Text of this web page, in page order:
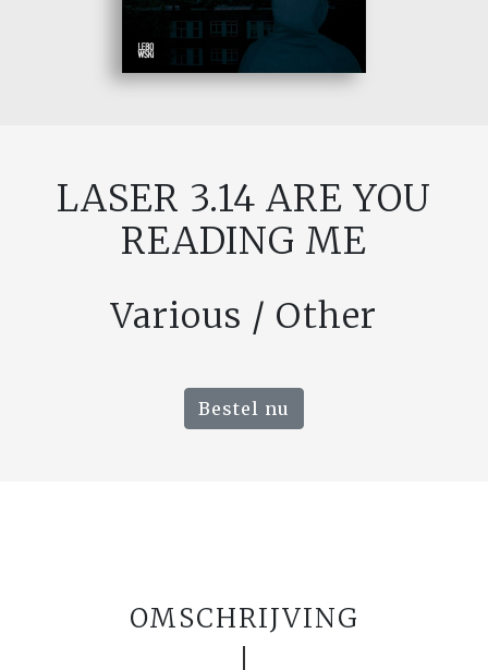
LASER 3.14 ARE YOU
READING ME
Various / Other
Bestel nu
OMSCHRIJVING